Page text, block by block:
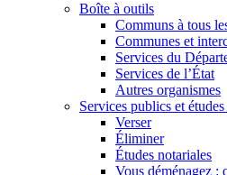
Boîte à outils
Communs à tous
Communes et
Services du
Services de l’État
Autres organismes
Services publics et
Verser
Éliminer
Études notariales
Vous déménagez :